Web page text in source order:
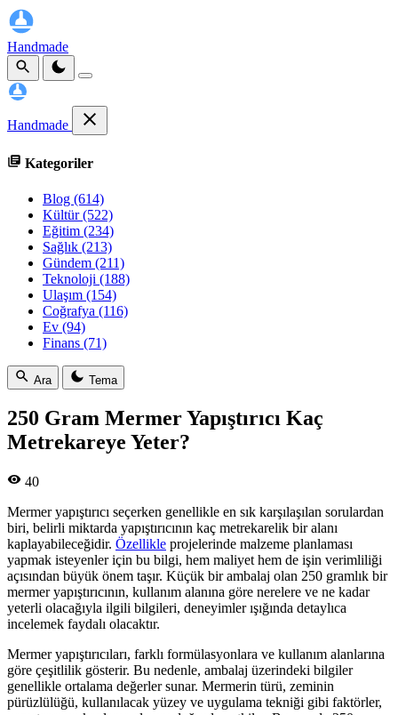
Handmade
Handmade
Kategoriler
Blog (614)
Kültür(522)
Eğitim (234)
Sağlık (213)
Gündem (211)
Teknoloji (188)
Ulaşım (154)
Coğrafya (116)
Ev (94)
Finans (71)
Ara Tema
250 Gram Mermer Yapıştırıcı Kaç
Metrekareye Yeter?
40
Mermer yapıştırıcı seçerken genellikle en sık karşılaşılan sorulardan
biri, belirli miktarda yapıştırıcının kaç metrekarelik bir alanı
kaplayabileceğidir. Özellikle projelerinde malzeme planlaması
yapmak isteyenler için bu bilgi, hem maliyet hem de işin verimliliği
açısından büyük önem taşır. Küçük bir ambalaj olan 250 gramlık bir
mermer yapıştırıcının, kullanım alanına göre nerelere ve ne kadar
yeterli olacağıyla ilgili bilgileri, deneyimler ışığında detaylıca
incelemek faydalı olacaktır.
Mermer yapıştırıcıları, farklı formülasyonlara ve kullanım alanlarına
göre çeşitlilik gösterir. Bu nedenle, ambalaj üzerindeki bilgiler
genellikle ortalama değerler sunar. Mermerin türü, zeminin
pürüzlülüğü, kullanılacak yüzey ve uygulama tekniği gibi faktörler,